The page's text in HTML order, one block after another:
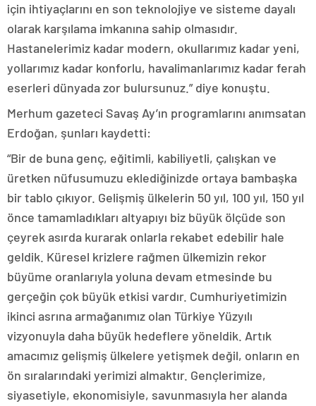
için ihtiyaçlarını en son teknolojiye ve sisteme dayalı
olarak karşılama imkanına sahip olmasıdır.
Hastanelerimiz kadar modern, okullarımız kadar yeni,
yollarımız kadar konforlu, havalimanlarımız kadar ferah
eserleri dünyada zor bulursunuz.” diye konuştu.
Merhum gazeteci Savaş Ay’ın programlarını anımsatan
Erdoğan, şunları kaydetti:
“Bir de buna genç, eğitimli, kabiliyetli, çalışkan ve
üretken nüfusumuzu eklediğinizde ortaya bambaşka
bir tablo çıkıyor. Gelişmiş ülkelerin 50 yıl, 100 yıl, 150 yıl
önce tamamladıkları altyapıyı biz büyük ölçüde son
çeyrek asırda kurarak onlarla rekabet edebilir hale
geldik. Küresel krizlere rağmen ülkemizin rekor
büyüme oranlarıyla yoluna devam etmesinde bu
gerçeğin çok büyük etkisi vardır. Cumhuriyetimizin
ikinci asrına armağanımız olan Türkiye Yüzyılı
vizyonuyla daha büyük hedeflere yöneldik. Artık
amacımız gelişmiş ülkelere yetişmek değil, onların en
ön sıralarındaki yerimizi almaktır. Gençlerimize,
siyasetiyle, ekonomisiyle, savunmasıyla her alanda